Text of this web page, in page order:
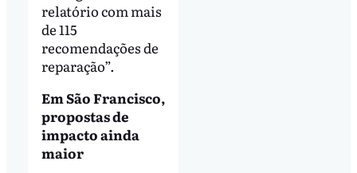
relatório com mais
de 115
recomendações de
reparação”.
Em São Francisco,
propostas de
impacto ainda
maior